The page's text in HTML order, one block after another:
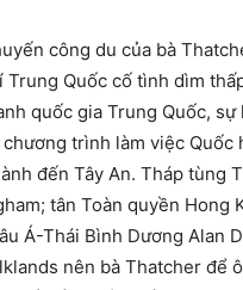
công du của bà
Trung Quốc cố tình dìm
quốc gia Trung Quốc,
trình làm việc Quốc
đến Tây An. Tháp tùng
tân Toàn quyền Hong
Á-Thái Bình Dương Alan
nên bà Thatcher để